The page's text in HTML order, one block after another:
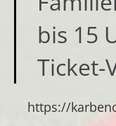
bis 15
Ticket-
https://